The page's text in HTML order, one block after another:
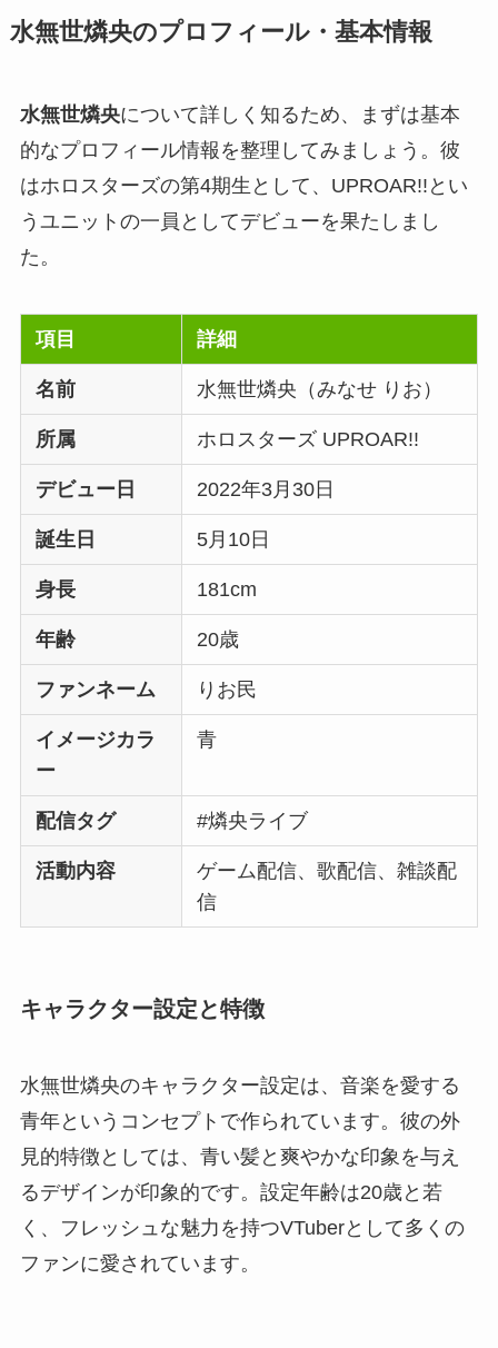
水無世燐央のプロフィール・基本情報
水無世燐央について詳しく知るため、まずは基本
的なプロフィール情報を整理してみましょう。彼
はホロスターズの第4期生として、UPROAR!!とい
うユニットの一員としてデビューを果たしまし
た。
項目 詳細
名前 水無世燐央（みなせ りお）
所属 ホロスターズ UPROAR!!
デビュー日 2022年3月30日
誕生日 5月10日
身長 181cm
年齢 20歳
ファンネーム りお民
イメージカラ
ー
青
配信タグ #燐央ライブ
活動内容
ゲーム配信、歌配信、雑談配
信
キャラクター設定と特徴
水無世燐央のキャラクター設定は、音楽を愛する
青年というコンセプトで作られています。彼の外
見的特徴としては、青い髪と爽やかな印象を与え
るデザインが印象的です。設定年齢は20歳と若
く、フレッシュな魅力を持つVTuberとして多くの
ファンに愛されています。